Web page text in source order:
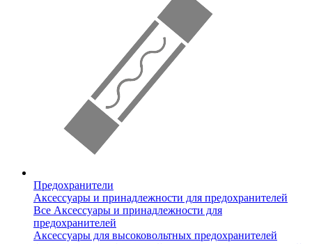
Предохранители
Аксессуары и принадлежности для предохранителей
Все Аксессуары и принадлежности для
предохранителей
Аксессуары для высоковольтных предохранителей